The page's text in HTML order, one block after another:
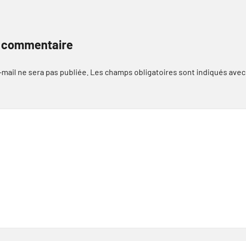
ne sera pas publiée. Les champs obligatoires sont indiqués avec